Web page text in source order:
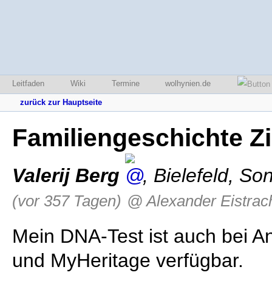
Leitfaden Wiki Termine wolhynien.de
zurück zur Hauptseite
Familiengeschichte
Valerij Berg , Bielefeld,
(vor 357 Tagen) @ Alexander
Mein DNA-Test ist auch bei
und MyHeritage verfügbar.